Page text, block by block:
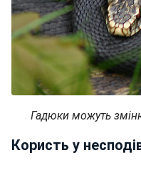
Гадюки можуть
Користь у